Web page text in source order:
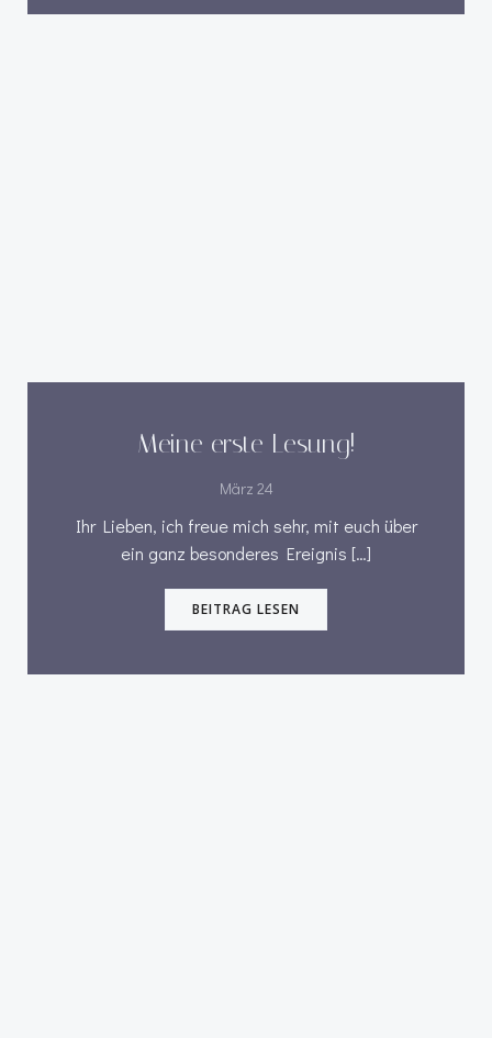
Meine erste Lesung!
März 24
Ihr Lieben, ich freue mich sehr, mit euch über
ein ganz besonderes Ereignis […]
BEITRAG LESEN